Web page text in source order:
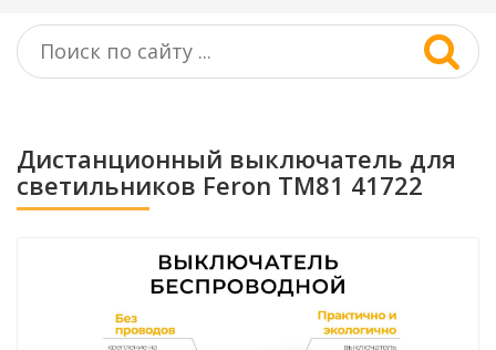
Дистанционный выключатель для
светильников Feron TM81 41722